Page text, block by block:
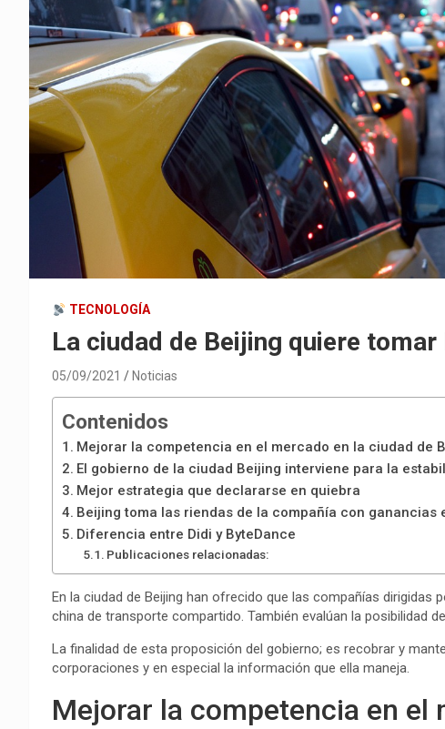
TECNOLOGÍA
La ciudad de Beijing quiere
05/09/2021 Noticias
Contenidos
Mejorar la competencia en el mercado en la ciudad de
El gobierno de la ciudad Beijing interviene para la
Mejor estrategia que declararse en quiebra
Beijing toma las riendas de la compañía con ganancias
Diferencia entre Didi y ByteDance
Publicaciones relacionadas:
En la ciudad de Beijing han ofrecido que las compañías dirigidas
china de transporte compartido. También evalúan la posibilidad
La finalidad de esta proposición del gobierno; es recobrar y
corporaciones y en especial la información que ella maneja.
Mejorar la competencia en el